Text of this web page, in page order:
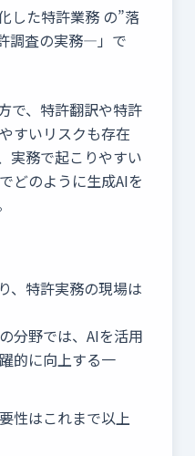
した特許業務 の”落
調査の実務―」で
で、特許翻訳や特許
すいリスクも存在
実務で起こりやすい
どのように生成AIを
、特許実務の現場は
分野では、AIを活用
的に向上する一
性はこれまで以上